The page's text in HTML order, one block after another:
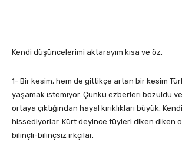
Kendi düşüncelerimi aktarayım kısa ve öz.
1- Bir kesim, hem de gittikçe artan bir kesim
yaşamak istemiyor. Çünkü ezberleri bozuldu
ortaya çıktığından hayal kırıklıkları büyük.
hissediyorlar. Kürt deyince tüyleri diken diken
bilinçli-bilinçsiz ırkçılar.